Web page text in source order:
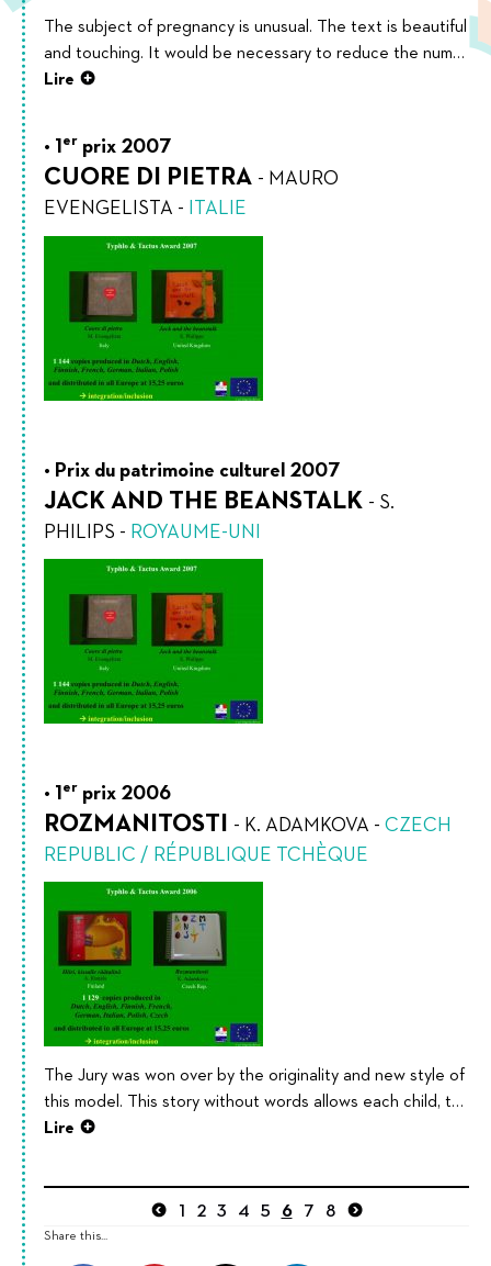
The subject of pregnancy is unusual. The text is beautiful
and touching. It would be necessary to reduce the num…
Lire
1 er prix 2007
CUORE DI PIETRA - MAURO
EVENGELISTA - ITALIE
Prix du patrimoine culturel 2007
JACK AND THE BEANSTALK - S.
PHILIPS - ROYAUME-UNI
1 er prix 2006
ROZMANITOSTI - K. ADAMKOVA - CZECH
REPUBLIC / RÉPUBLIQUE TCHÈQUE
The Jury was won over by the originality and new style of
this model. This story without words allows each child, t…
Lire
1 2 3 4 5 6 7 8
Share this...